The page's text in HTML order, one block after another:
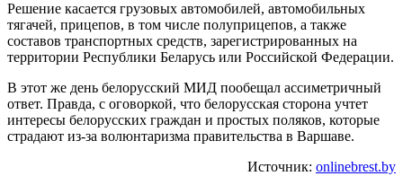
Решение касается грузовых автомобилей, автомобильных
тягачей, прицепов, в том числе полуприцепов, а также
составов транспортных средств, зарегистрированных на
территории Республики Беларусь или Российской Федерации.
В этот же день белорусский МИД пообещал ассиметричный
ответ. Правда, с оговоркой, что белорусская сторона учтет
интересы белорусских граждан и простых поляков, которые
страдают из-за волюнтаризма правительства в Варшаве.
Источник: onlinebrest.by